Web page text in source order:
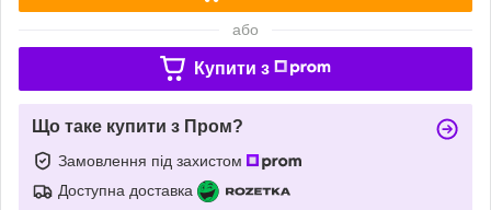
або
Купити з
Що таке купити з Пром?
Замовлення під захистом
Доступна доставка